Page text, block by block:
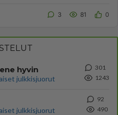
3 81 0
hyvin
julkkisjuorut
301
1243
julkkisjuorut
92
490